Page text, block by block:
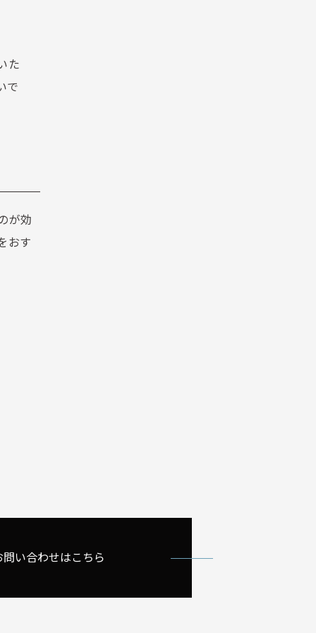
た
で
が効
おす
問い合わせはこちら